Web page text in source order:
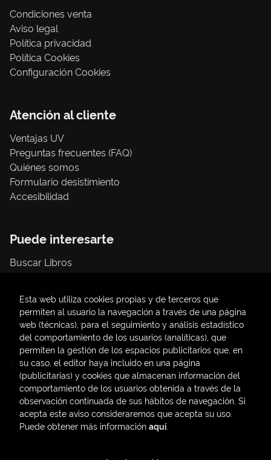
Condiciones venta
Aviso legal
Política privacidad
Política Cookies
Configuración Cookies
Atención al cliente
Ventajas UV
Preguntas frecuentes (FAQ)
Quiénes somos
Formulario desistimiento
Accesibilidad
Puede interesarte
Buscar Libros
Papelería / material oficina
Consumo Sostenible
Contacto
C/ Amadeo de Saboya, 4
(+34) 963828968
latendauv@fundacio.es
Formulario de contacto
Esta web utiliza cookies propias y de terceros que
permiten al usuario la navegación a través de una página
web (técnicas), para el seguimiento y análisis estadístico
del comportamiento de los usuarios (analíticas), que
permiten la gestión de los espacios publicitarios que, en
su caso, el editor haya incluido en una página
(publicitarias) y cookies que almacenan información del
comportamiento de los usuarios obtenida a través de la
observación continuada de sus hábitos de navegación. Si
acepta este aviso consideraremos que acepta su uso.
Puede obtener más información aquí.